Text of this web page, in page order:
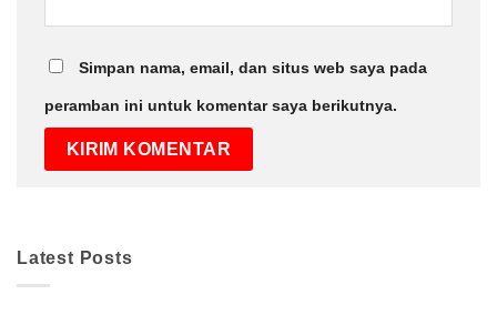
Simpan nama, email, dan situs web saya pada
peramban ini untuk komentar saya berikutnya.
Latest Posts